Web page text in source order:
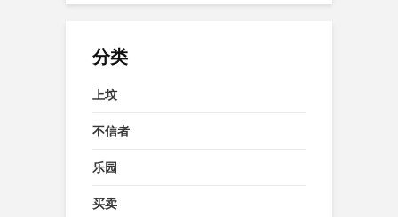
分类
上坟
不信者
乐园
买卖